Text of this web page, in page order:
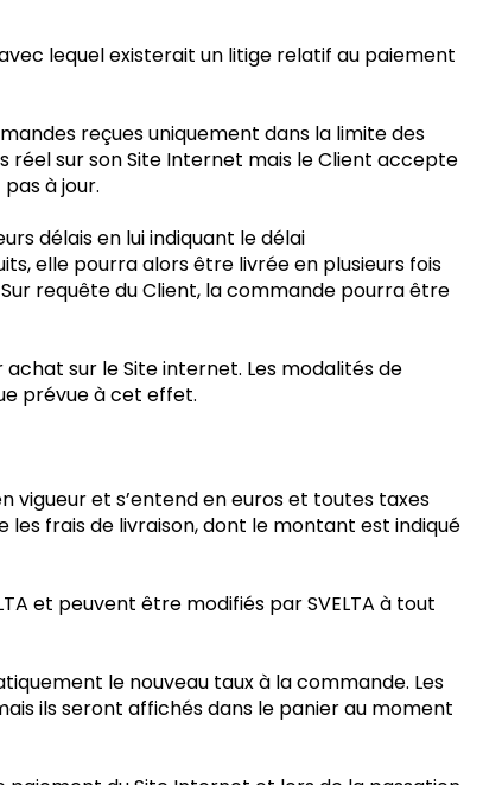
lequel existerait un litige relatif au paiement
reçues uniquement dans la limite des
réel sur son Site Internet mais le Client accepte
à jour.
délais en lui indiquant le délai
elle pourra alors être livrée en plusieurs fois
requête du Client, la commande pourra être
sur le Site internet. Les modalités de
prévue à cet effet.
vigueur et s’entend en euros et toutes taxes
les frais de livraison, dont le montant est indiqué
et peuvent être modifiés par SVELTA à tout
le nouveau taux à la commande. Les
ils seront affichés dans le panier au moment